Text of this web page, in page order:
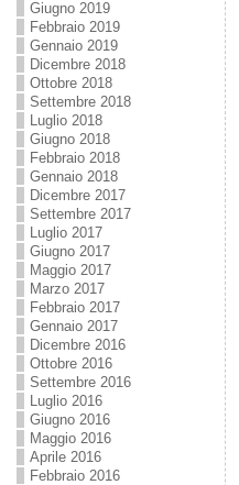
Giugno 2019
Febbraio 2019
Gennaio 2019
Dicembre 2018
Ottobre 2018
Settembre 2018
Luglio 2018
Giugno 2018
Febbraio 2018
Gennaio 2018
Dicembre 2017
Settembre 2017
Luglio 2017
Giugno 2017
Maggio 2017
Marzo 2017
Febbraio 2017
Gennaio 2017
Dicembre 2016
Ottobre 2016
Settembre 2016
Luglio 2016
Giugno 2016
Maggio 2016
Aprile 2016
Febbraio 2016